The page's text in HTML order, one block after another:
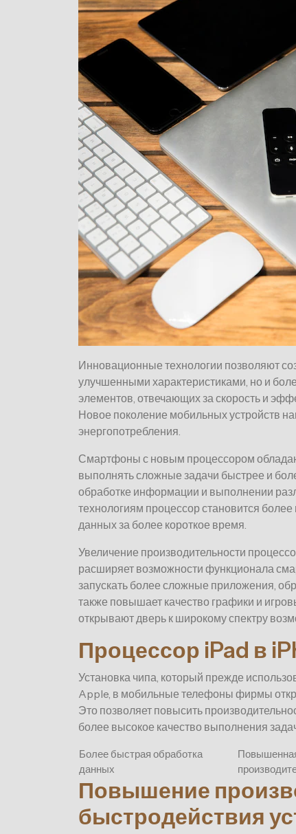
Инновационные технологии позволяют
улучшенными характеристиками, но и
элементов, отвечающих за скорость и
Новое поколение мобильных устройств
энергопотребления.
Смартфоны с новым процессором
выполнять сложные задачи быстрее и
обработке информации и выполнении
технологиям процессор становится
данных за более короткое время.
Увеличение производительности
расширяет возможности функционала
запускать более сложные приложения,
также повышает качество графики и
открывают дверь к широкому спектру
Процессор iPad в
Установка чипа, который прежде
Apple, в мобильные телефоны фирмы
Это позволяет повысить
более высокое качество выполнения
Более быстрая обработка
данных
Повышение
быстродействия